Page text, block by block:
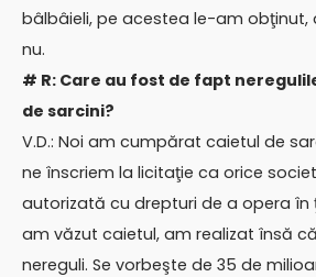
bâlbâieli, pe acestea le-am obţinut,
nu.
# R: Care au fost de fapt
de sarcini?
V.D.: Noi am cumpărat caietul de
ne înscriem la licitaţie ca orice
autorizată cu drepturi de a opera în
am văzut caietul, am realizat însă
nereguli. Se vorbeşte de 35 de